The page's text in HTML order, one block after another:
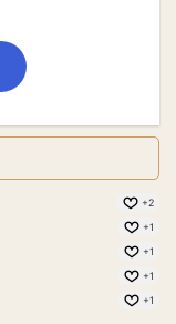
+2
+1
+1
+1
+1